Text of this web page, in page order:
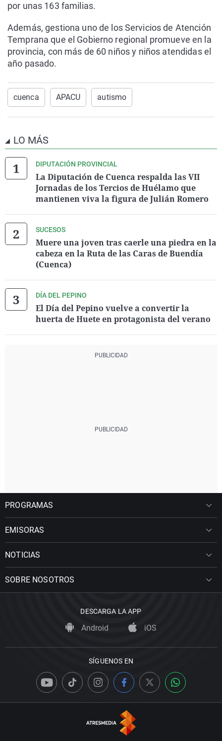
por unas 163 familias.
Además, gestiona uno de los Servicios de Atención
Temprana que el Gobierno regional promueve en la
provincia, con más de 60 niños y niños atendidas el
año pasado.
cuenca APACU autismo
LO MÁS
DIPUTACIÓN PROVINCIAL
La Diputación de Cuenca respalda las VII
Jornadas de los Tercios de Huélamo que
mantienen viva la figura de Julián Romero
SUCESOS
Muere una joven tras caerle una piedra en la
cabeza en la Ruta de las Caras de Buendía
(Cuenca)
DÍA DEL PEPINO
El Día del Pepino vuelve a convertir la
huerta de Huete en protagonista del verano
PROGRAMAS
EMISORAS
NOTICIAS
SOBRE NOSOTROS
DESCARGA LA APP
Android iOS
SÍGUENOS EN